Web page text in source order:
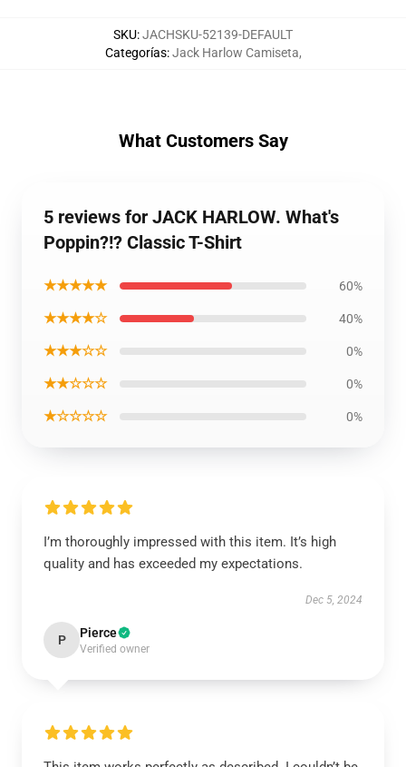
SKU:JACHSKU-52139-DEFAULT
Categorías:Jack Harlow Camiseta,
What Customers Say
5 reviews for JACK HARLOW. What's
Poppin?!? Classic T-Shirt
★★★★★ 60%
★★★★☆ 40%
★★★☆☆ 0%
★★☆☆☆ 0%
★☆☆☆☆ 0%
I’m thoroughly impressed with this item. It’s high
quality and has exceeded my expectations.
Dec 5, 2024
P Pierce
Verified owner